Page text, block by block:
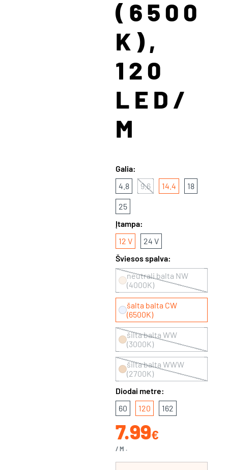
(6500
K),
120
LED/
M
Galia:
4.8
9.6 14.4 18
25
Įtampa:
12 V
24 V
Šviesos spalva:
neutrali balta NW
(4000K)
šalta balta CW
(6500K)
šilta balta WW
(3000K)
šilta balta WWW
(2700K)
Diodai metre:
60
120 162
7.99€
/M.